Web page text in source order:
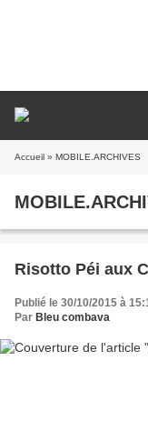
Accueil » MOBILE.ARCHIVES
Risotto Péi aux
Publié le 30/10/2015 à
Par Bleu combava